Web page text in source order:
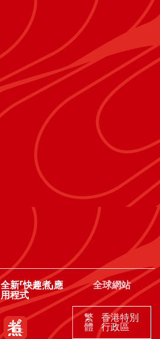
全新「快趣煮」應
用程式
全球網站
繁
體
香港特別
行政區